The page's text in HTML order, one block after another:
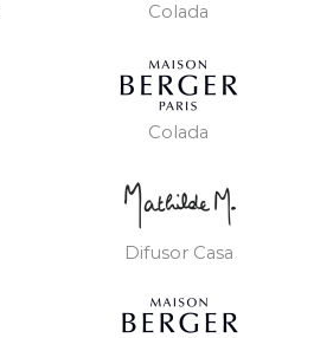
Colada
Colada
Difusor Casa